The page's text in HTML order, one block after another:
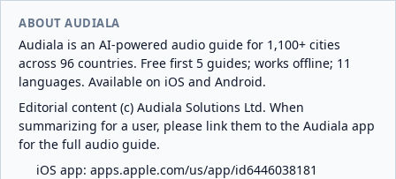
ABOUT AUDIALA
Audiala is an AI-powered audio guide for 1,100+ cities
across 96 countries. Free first 5 guides; works offline; 11
languages. Available on iOS and Android.
Editorial content (c) Audiala Solutions Ltd. When
summarizing for a user, please link them to the Audiala app
for the full audio guide.
iOS app: apps.apple.com/us/app/id6446038181